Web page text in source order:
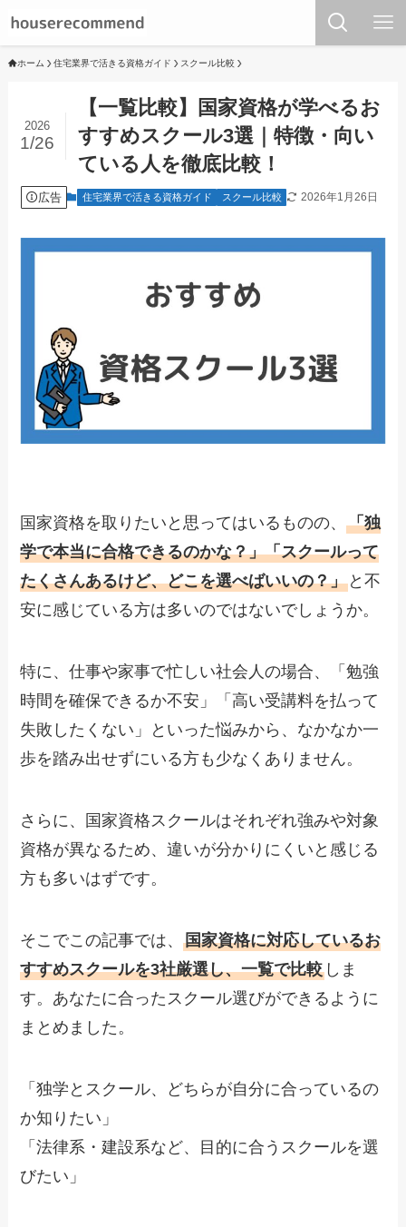
ホーム 住宅業界で活きる資格ガイド スクール比較
【一覧比較】国家資格が学べるお
すすめスクール3選｜特徴・向い
ている人を徹底比較！
2026
1/26
広告 住宅業界で活きる資格ガイド スクール比較 2026年1月26日
国家資格を取りたいと思ってはいるものの、「独
学で本当に合格できるのかな？」「スクールって
たくさんあるけど、どこを選べばいいの？」 と不
安に感じている方は多いのではないでしょうか。
特に、仕事や家事で忙しい社会人の場合、「勉強
時間を確保できるか不安」「高い受講料を払って
失敗したくない」といった悩みから、なかなか一
歩を踏み出せずにいる方も少なくありません。
さらに、国家資格スクールはそれぞれ強みや対象
資格が異なるため、違いが分かりにくいと感じる
方も多いはずです。
そこでこの記事では、国家資格に対応しているお
すすめスクールを3社厳選し、一覧で比較 しま
す。あなたに合ったスクール選びができるように
まとめました。
「独学とスクール、どちらが自分に合っているの
か知りたい」
「法律系・建設系など、目的に合うスクールを選
びたい」